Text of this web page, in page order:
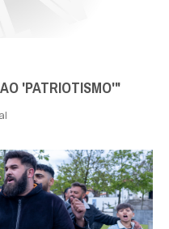
'PATRIOTISMO'"